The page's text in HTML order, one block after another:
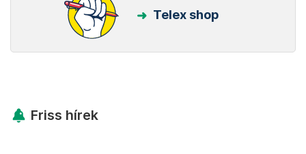
Telex shop
Friss hírek